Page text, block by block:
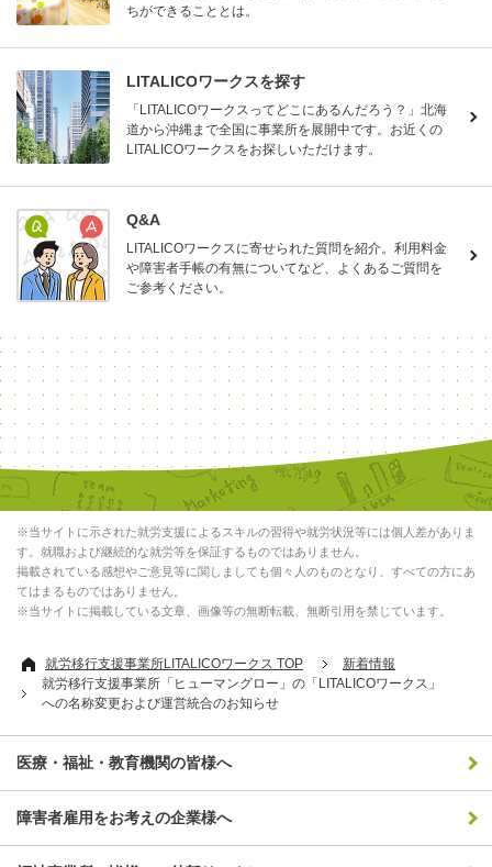
ちができることとは。
LITALICOワークスを探す
「LITALICOワークスってどこにあるんだろう？」北海
道から沖縄まで全国に事業所を展開中です。お近くの
LITALICOワークスをお探しいただけます。
Q&A
LITALICOワークスに寄せられた質問を紹介。利用料金
や障害者手帳の有無についてなど、よくあるご質問を
ご参考ください。
※当サイトに示された就労支援によるスキルの習得や就労状況等には個人差がありま
す。就職および継続的な就労等を保証するものではありません。
掲載されている感想やご意見等に関しましても個々人のものとなり、すべての方にあ
てはまるものではありません。
※当サイトに掲載している文章、画像等の無断転載、無断引用を禁じています。
就労移行支援事業所LITALICOワークス TOP
新着情報
就労移行支援事業所「ヒューマングロー」の「LITALICOワークス」
への名称変更および運営統合のお知らせ
医療・福祉・教育機関の皆様へ
障害者雇用をお考えの企業様へ